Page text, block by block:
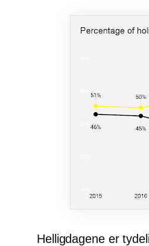
Helligdagene er